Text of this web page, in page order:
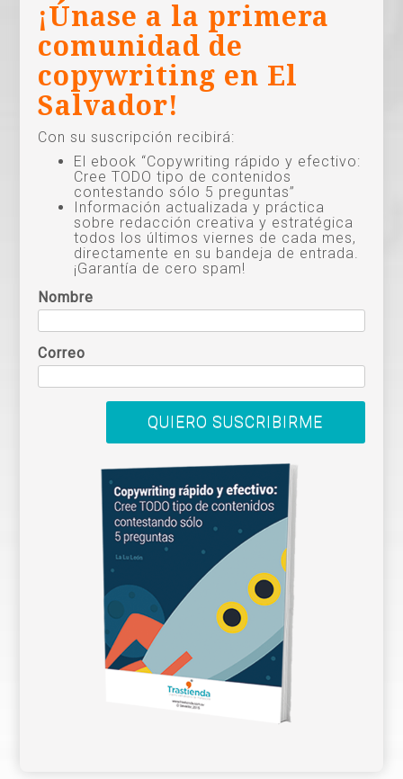
¡Únase a la primera
comunidad de
copywriting en El
Salvador!
Con su suscripción recibirá:
El ebook “Copywriting rápido y efectivo:
Cree TODO tipo de contenidos
contestando sólo 5 preguntas”
Información actualizada y práctica
sobre redacción creativa y estratégica
todos los últimos viernes de cada mes,
directamente en su bandeja de entrada.
¡Garantía de cero spam!
Nombre
Correo